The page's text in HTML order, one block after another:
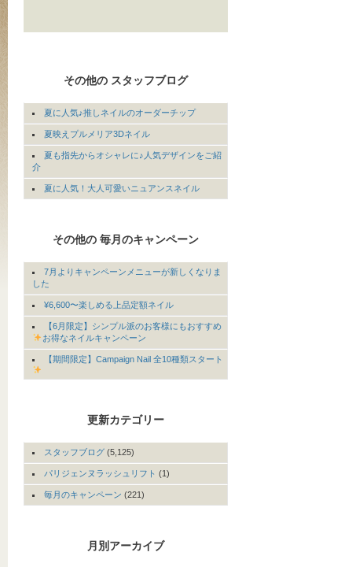
その他の スタッフブログ
夏に人気♪推しネイルのオーダーチップ
夏映えプルメリア3Dネイル
夏も指先からオシャレに♪人気デザインをご紹
介
夏に人気！大人可愛いニュアンスネイル
その他の 毎月のキャンペーン
7月よりキャンペーンメニューが新しくなりま
した
¥6,600〜楽しめる上品定額ネイル
【6月限定】シンプル派のお客様にもおすすめ
お得なネイルキャンペーン
【期間限定】Campaign Nail 全10種類スタート
更新カテゴリー
スタッフブログ (5,125)
パリジェンヌラッシュリフト (1)
毎月のキャンペーン (221)
月別アーカイブ